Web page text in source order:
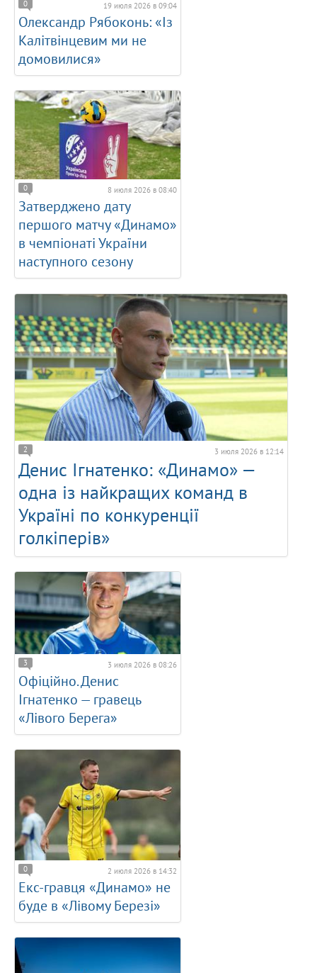
0 19 июля 2026 в 09:04
Олександр Рябоконь: «Із
Калітвінцевим ми не
домовилися»
0 8 июля 2026 в 08:40
Затверджено дату
першого матчу «Динамо»
в чемпіонаті України
наступного сезону
2 3 июля 2026 в 12:14
Денис Ігнатенко: «Динамо» —
одна із найкращих команд в
Україні по конкуренції
голкіперів»
3 3 июля 2026 в 08:26
Офіційно. Денис
Ігнатенко — гравець
«Лівого Берега»
0 2 июля 2026 в 14:32
Екс-гравця «Динамо» не
буде в «Лівому Березі»